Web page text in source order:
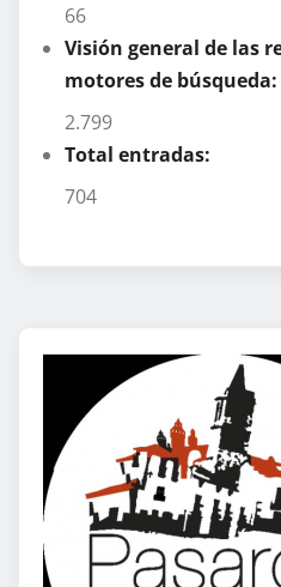
66
Visión general de las
motores de búsqueda:
2.799
Total entradas:
704